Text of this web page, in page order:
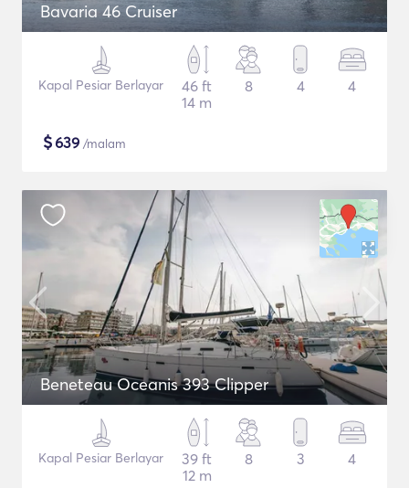
Bavaria 46 Cruiser
Kapal Pesiar Berlayar
46 ft
14 m
8 4 4
$639 /malam
Beneteau Oceanis 393 Clipper
Kapal Pesiar Berlayar
39 ft
12 m
8 3 4